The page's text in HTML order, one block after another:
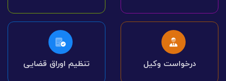
درخواست وکیل تنظیم اوراق قضایی